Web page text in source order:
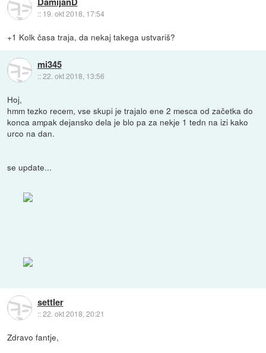
:: 19. okt 2018, 17:54
+1 Kolk časa traja, da nekaj takega ustvariš?
mi345
::22. okt 2018, 13:56
Hoj,
hmm tezko recem, vse skupi je trajalo ene 2 mesca od začetka do
konca ampak dejansko dela je blo pa za nekje 1 tedn na izi kako
urco na dan.
se update...
settler
::22. okt 2018, 20:21
Zdravo fantje,